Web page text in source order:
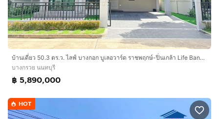
บ้านเดี่ยว 50.3 ตร.ว. ไลฟ์ บางกอก บูเลอวาร์ด ราชพฤกษ์-ปิ่นเกล้า Life Bangkok Boulevard Ratchaphruek-Pinklao ใกล้เซ็นทรัล เวสต์วิลล์ ราชพฤกษ์
บางกรวย นนทบุรี
฿ 5,890,000
HOT